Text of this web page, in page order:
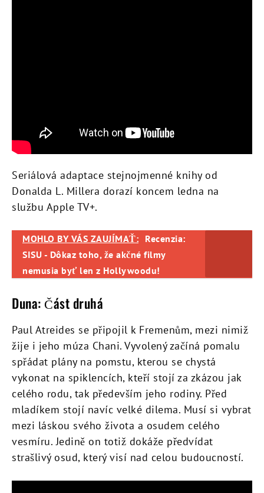
Seriálová adaptace stejnojmenné knihy od
Donalda L. Millera dorazí koncem ledna na
službu Apple TV+.
MOHLO BY VÁS ZAUJÍMAŤ: Recenzia:
SISU - Dôkaz toho, že akčné filmy
nemusia byť len z Hollywoodu!
Duna: Část druhá
Paul Atreides se připojil k Fremenům, mezi nimiž
žije i jeho múza Chani. Vyvolený začíná pomalu
spřádat plány na pomstu, kterou se chystá
vykonat na spiklencích, kteří stojí za zkázou jak
celého rodu, tak především jeho rodiny. Před
mladíkem stojí navíc velké dilema. Musí si vybrat
mezi láskou svého života a osudem celého
vesmíru. Jedině on totiž dokáže předvídat
strašlivý osud, který visí nad celou budoucností.